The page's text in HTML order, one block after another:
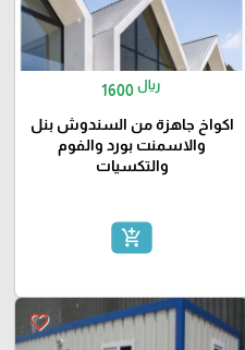
1600 ريال
اكواخ جاهزة من السندوش بنل
والاسمنت بورد والفوم
والتكسيات
add_shopping_cart
favorite_border